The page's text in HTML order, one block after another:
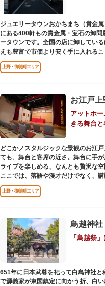
ジュエリータウンおかちまち（貴金
にある400軒もの貴金属・宝石の卸
ータウンです。全国の店に卸してい
えも豊富で市価より安く手に入れるこ
上野・御徒町エリア
お江戸
アットホ
きる舞台
どこかノスタルジックな景観のお江
ても、舞台と客席の近さ。舞台に手
ライブを楽しめる、なんとも贅沢な空
ここでは、落語や漫才だけでなく、
ているけど講談ってなんだろう？と
路亭をのぞいてみませんか？
上野・御徒町エリア
鳥越神社
「鳥越祭
651年に日本武尊を祀って白鳥神社
で源義家が東国鎮定に向かう折、白